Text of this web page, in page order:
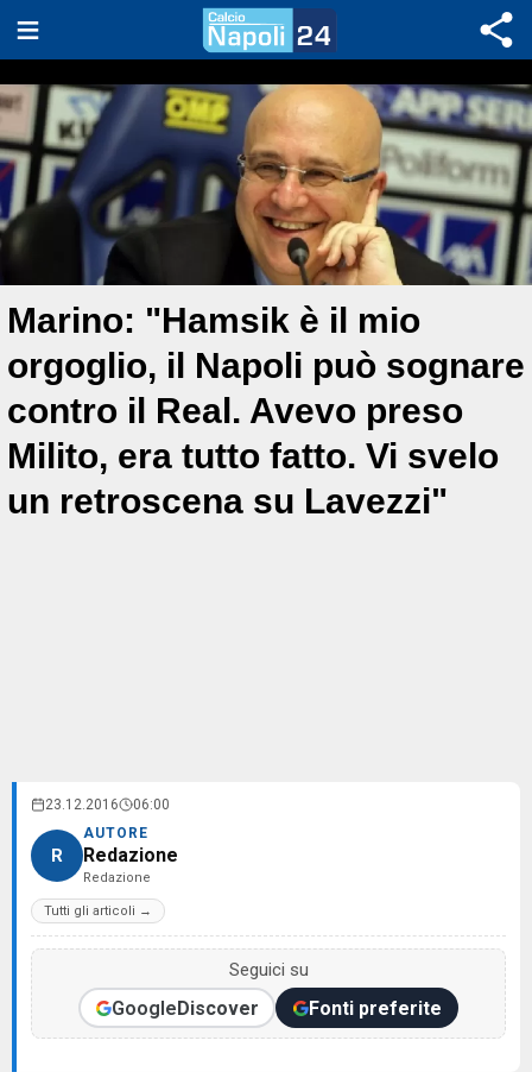
Marino: "Hamsik è il mio
orgoglio, il Napoli può sognare
contro il Real. Avevo preso
Milito, era tutto fatto. Vi svelo
un retroscena su Lavezzi"
23.12.2016 06:00
R
AUTORE
Redazione
Redazione
Tutti gli articoli →
Seguici su
GoogleDiscover Fonti preferite